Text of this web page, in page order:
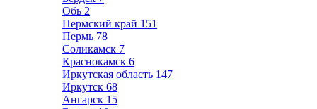
Обь 2
Пермский край 151
Пермь 78
Соликамск 7
Краснокамск 6
Иркутская область 147
Иркутск 68
Ангарск 15